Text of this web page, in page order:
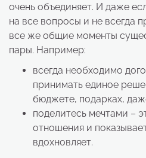
очень объединяет. И даже
на все вопросы и не всегда
все же общие моменты
пары. Например:
всегда необходимо
принимать единое
бюджете, подарках,
поделитесь мечтами –
отношения и
вдохновляет.